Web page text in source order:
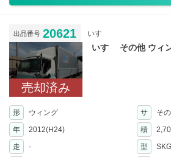
出品番号 20621 いすゞ
売却済み
いすゞ その他 ウィ
形 ウィング サ
そ
年
2012(H24) 積
走 - 型